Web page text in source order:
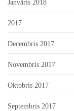
Janvāris 2018
2017
Decembris 2017
Novembris 2017
Oktobris 2017
Septembris 2017